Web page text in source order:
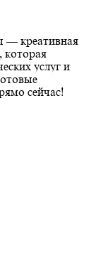
— креативная
которая
услуг и
сейчас!